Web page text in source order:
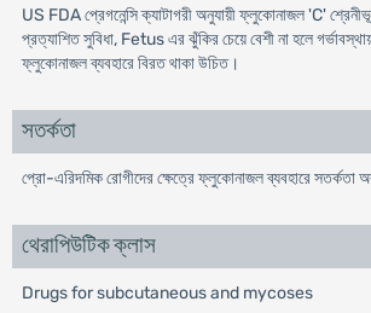
US FDA প্রেগনেন্সি ক্যাটাগরী অনুযায়ী ফ্লুকোনাজল 'C'
প্রত্যাশিত সুবিধা, Fetus এর ঝুঁকির চেয়ে বেশী না হলে
ফ্লুকোনাজল ব্যবহারে বিরত থাকা উচিত।
সতর্কতা
প্রো-এরিদমিক রোগীদের ক্ষেত্রে ফ্লুকোনাজল ব্যবহারে সতর্কতা
থেরাপিউটিক ক্লাস
Drugs for subcutaneous and mycoses